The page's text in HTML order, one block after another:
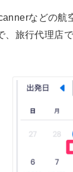
などの航
、旅行代理店